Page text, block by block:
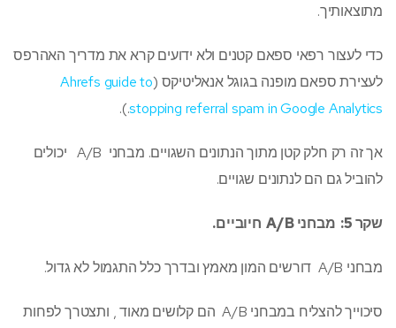
מתוצאותיך.
כדי לעצור רפאי ספאם קטנים ולא ידועים קרא את מדריך האהרפס
לעצירת ספאם מופנה בגוגל אנאליטיקס (Ahrefs guide to
stopping referral spam in Google Analytics
.).
אך זה רק חלק קטן מתוך הנתונים השגויים. מבחני A/B יכולים
להוביל גם הם לנתונים שגויים.
שקר 5: מבחני A/B חיוביים.
מבחני A/B דורשים המון מאמץ ובדרך כלל התגמול לא גדול.
סיכוייך להצליח במבחני A/B הם קלושים מאוד , ותצטרך לפחות